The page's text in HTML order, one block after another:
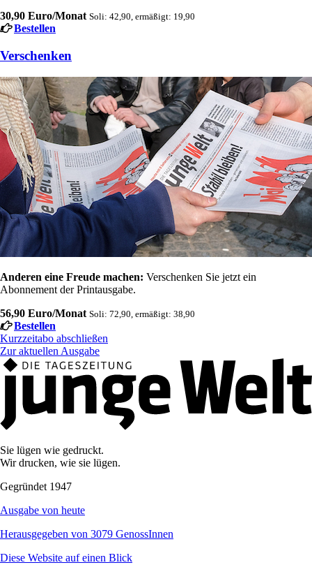
30,90 Euro/Monat Soli: 42,90, ermäßigt: 19,90
Bestellen
Verschenken
Anderen eine Freude machen: Verschenken Sie jetzt ein
Abonnement der Printausgabe.
56,90 Euro/Monat Soli: 72,90, ermäßigt: 38,90
Bestellen
Kurzzeitabo abschließen
Zur aktuellen Ausgabe
Sie lügen wie gedruckt.
Wir drucken, wie sie lügen.
Gegründet 1947
Ausgabe von heute
Herausgegeben von 3079 GenossInnen
Diese Website auf einen Blick